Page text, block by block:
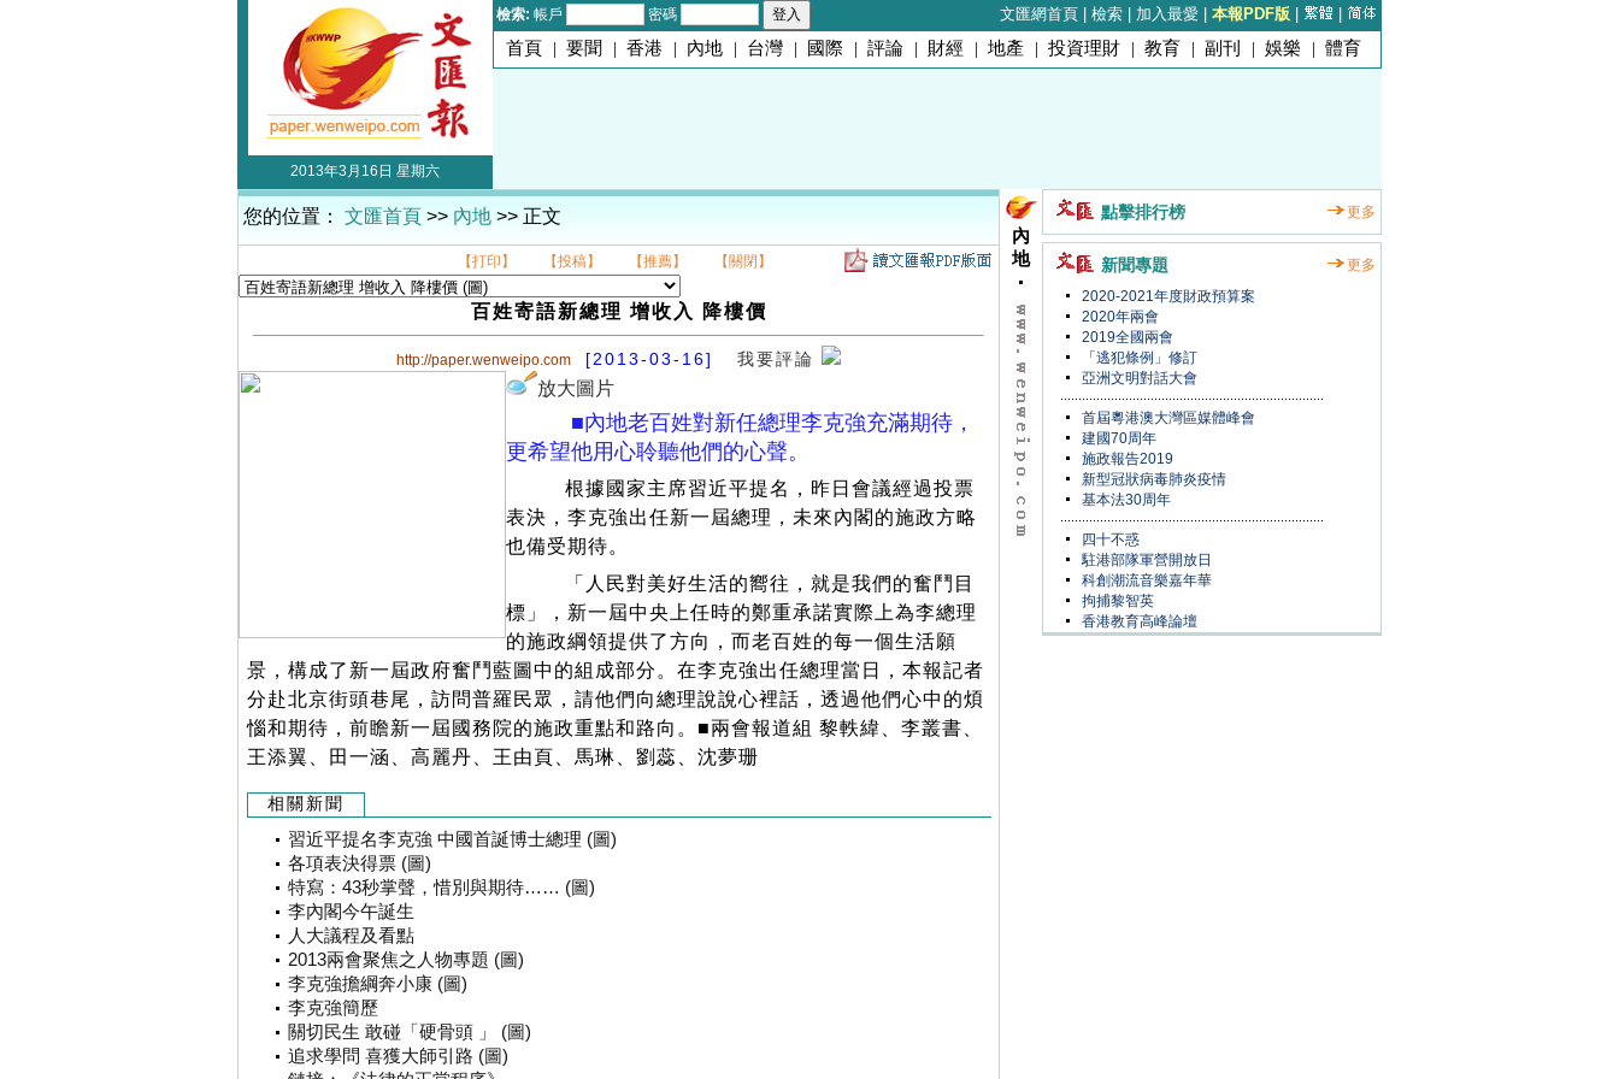
檢索: 帳戶 密碼 文匯網首頁 檢索 加入最愛 本報PDF版
首頁 | 要聞 | 香港 | 內地 | 台灣 | 國際 | 評論 | 財經 | 地產 | 投資理財 | 教育 | 副刊 | 娛樂 | 體育
2013年3月16日 星期六
您的位置： 文匯首頁 >> 內地 >> 正文
【打印】 【投稿】 【推薦】 【關閉】
百姓寄語新總理 增收入 降樓價
http://paper.wenweipo.com [2013-03-16] 我要評論
放大圖片
■內地老百姓對新任總理李克強充滿期待，
更希望他用心聆聽他們的心聲。
根據國家主席習近平提名，昨日會議經過投票
表決，李克強出任新一屆總理，未來內閣的施政方略
也備受期待。
「人民對美好生活的嚮往，就是我們的奮鬥目
標」，新一屆中央上任時的鄭重承諾實際上為李總理
的施政綱領提供了方向，而老百姓的每一個生活願
景，構成了新一屆政府奮鬥藍圖中的組成部分。在李克強出任總理當日，本報記者
分赴北京街頭巷尾，訪問普羅民眾，請他們向總理說說心裡話，透過他們心中的煩
惱和期待，前瞻新一屆國務院的施政重點和路向。■兩會報道組 黎軼緯、李叢書、
王添翼、田一涵、高麗丹、王由頁、馬琳、劉蕊、沈夢珊
相關新聞
習近平提名李克強 中國首誕博士總理 (圖)
各項表決得票 (圖)
特寫：43秒掌聲，惜別與期待…… (圖)
李內閣今午誕生
人大議程及看點
2013兩會聚焦之人物專題 (圖)
李克強擔綱奔小康 (圖)
李克強簡歷
關切民生 敢碰「硬骨頭 」 (圖)
追求學問 喜獲大師引路 (圖)
內
地
點擊排行榜 更多
新聞專題
更多
2020-2021年度財政預算案
2020年兩會
2019全國兩會
「逃犯條例」修訂
亞洲文明對話大會
首屆粵港澳大灣區媒體峰會
建國70周年
施政報告2019
新型冠狀病毒肺炎疫情
基本法30周年
四十不惑
駐港部隊軍營開放日
科創潮流音樂嘉年華
拘捕黎智英
香港教育高峰論壇